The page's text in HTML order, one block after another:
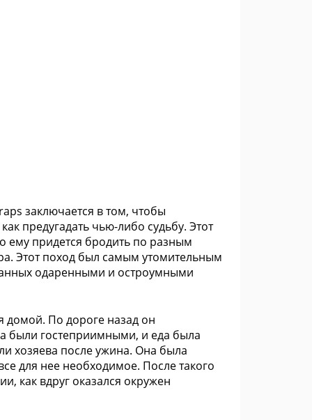
заключается в том, чтобы
предугадать чью-либо судьбу. Этот
ему придется бродить по разным
Этот поход был самым утомительным
одаренными и остроумными
домой. По дороге назад он
были гостеприимными, и еда была
хозяева после ужина. Она была
для нее необходимое. После такого
как вдруг оказался окружен